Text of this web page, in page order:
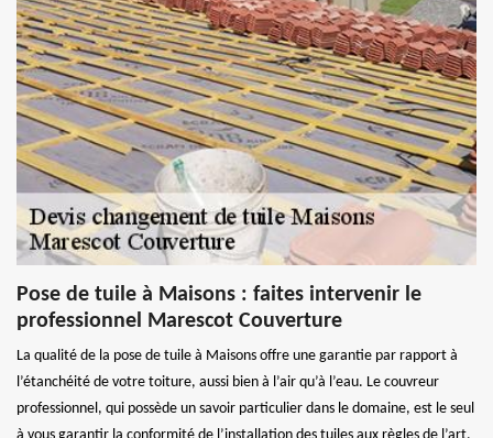
Pose de tuile à Maisons : faites intervenir le
professionnel Marescot Couverture
La qualité de la pose de tuile à Maisons offre une garantie par rapport à
l’étanchéité de votre toiture, aussi bien à l’air qu’à l’eau. Le couvreur
professionnel, qui possède un savoir particulier dans le domaine, est le seul